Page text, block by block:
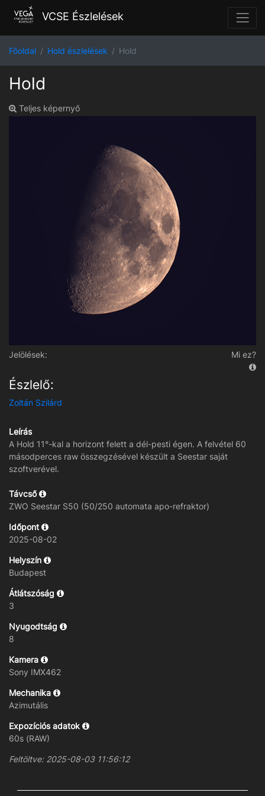
VCSE Észlelések
Főoldal Hold észlelések Hold
Hold
Teljes képernyő
Jelölések: Mi ez?
Észlelő:
Zoltán Szilárd
Leírás
A Hold 11°-kal a horizont felett a dél-pesti égen. A felvétel 60
másodperces raw összegzésével készült a Seestar saját
szoftverével.
Távcső
ZWO Seestar S50 (50/250 automata apo-refraktor)
Időpont
2025-08-02
Helyszín
Budapest
Átlátszóság
3
Nyugodtság
8
Kamera
Sony IMX462
Mechanika
Azimutális
Expozíciós adatok
60s (RAW)
Feltöltve: 2025-08-03 11:56:12